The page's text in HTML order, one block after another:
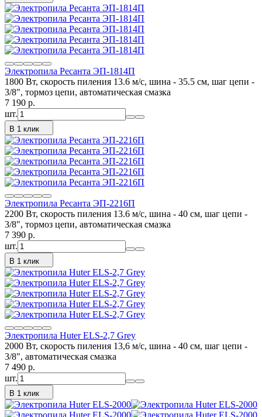
Электропила Ресанта ЭП-1814П
1800 Вт, скорость пиления 13.6 м/с, шина - 35.5 см, шаг цепи -
3/8", тормоз цепи, автоматическая смазка
7 190 p.
шт.
В 1 клик
Электропила Ресанта ЭП-2216П
2200 Вт, скорость пиления 13.6 м/с, шина - 40 см, шаг цепи -
3/8", тормоз цепи, автоматическая смазка
7 390 p.
шт.
В 1 клик
Электропила Huter ELS-2,7 Grey
2000 Вт, скорость пиления 13,6 м/с, шина - 40 см, шаг цепи -
3/8", автоматическая смазка
7 490 p.
шт.
В 1 клик